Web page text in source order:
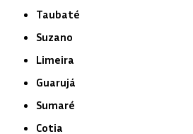
Taubaté
Suzano
Limeira
Guarujá
Sumaré
Cotia